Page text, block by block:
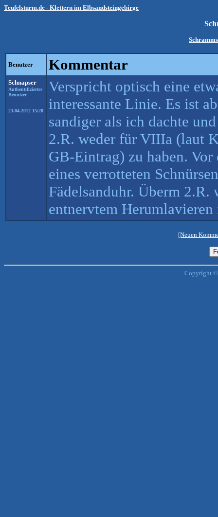
Teufelsturm.de - Klettern im Elbsandsteingebirge
Benutzer Kommentar
Schnapser
Authentifizierter
Benutzer
23.04.2012 15:28
Verspricht optisch eine
interessante Linie. Es ist
sandiger als ich dachte
2.R. weder für VIIIa (laut
GB-Eintrag) zu haben.
eines verrotteten
Fädelsanduhr. Überm 2.R.
entnervtem
[Neuen
Copyright ©